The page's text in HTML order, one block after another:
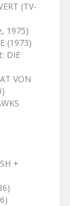
(TV-
1975)
(1973)
DIE
VON
+